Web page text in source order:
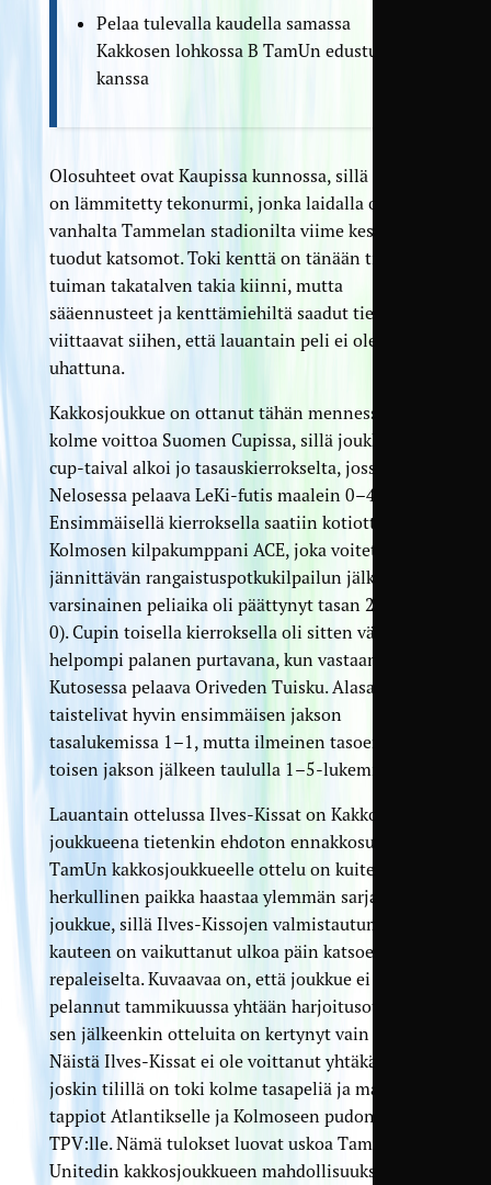
Pelaa tulevalla kaudella samassa
Kakkosen lohkossa B TamUn edustuksen
kanssa
Olosuhteet ovat Kaupissa kunnossa, sillä kyseessä
on lämmitetty tekonurmi, jonka laidalla on
vanhalta Tammelan stadionilta viime kesäksi
tuodut katsomot. Toki kenttä on tänään tiistaina
tuiman takatalven takia kiinni, mutta
sääennusteet ja kenttämiehiltä saadut tiedot
viittaavat siihen, että lauantain peli ei ole
uhattuna.
Kakkosjoukkue on ottanut tähän mennessä jo
kolme voittoa Suomen Cupissa, sillä joukkueen
cup-taival alkoi jo tasauskierrokselta, jossa kaatui
Nelosessa pelaava LeKi-futis maalein 0–4 (0–2).
Ensimmäisellä kierroksella saatiin kotiotteluun
Kolmosen kilpakumppani ACE, joka voitettiin
jännittävän rangaistuspotkukilpailun jälkeen, kun
varsinainen peliaika oli päättynyt tasan 2–2 (2–
0). Cupin toisella kierroksella oli sitten vähän
helpompi palanen purtavana, kun vastaan tuli
Kutosessa pelaava Oriveden Tuisku. Alasarjalaiset
taistelivat hyvin ensimmäisen jakson
tasalukemissa 1–1, mutta ilmeinen tasoero näkyi
toisen jakson jälkeen taululla 1–5-lukemina.
Lauantain ottelussa Ilves-Kissat on Kakkosen
joukkueena tietenkin ehdoton ennakkosuosikki.
TamUn kakkosjoukkueelle ottelu on kuitenkin
herkullinen paikka haastaa ylemmän sarjan
joukkue, sillä Ilves-Kissojen valmistautuminen
kauteen on vaikuttanut ulkoa päin katsoen
repaleiselta. Kuvaavaa on, että joukkue ei
pelannut tammikuussa yhtään harjoitusottelua, ja
sen jälkeenkin otteluita on kertynyt vain viisi.
Näistä Ilves-Kissat ei ole voittanut yhtäkään,
joskin tilillä on toki kolme tasapeliä ja maalin
tappiot Atlantikselle ja Kolmoseen pudonneelle
TPV:lle. Nämä tulokset luovat uskoa Tampere
Unitedin kakkosjoukkueen mahdollisuuksiin